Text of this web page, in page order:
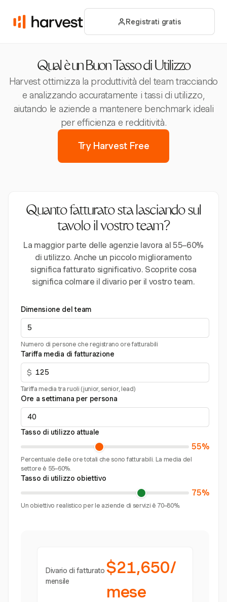
Registrati gratis
Qual è un Buon Tasso di Utilizzo
Harvest ottimizza la produttività del team tracciando
e analizzando accuratamente i tassi di utilizzo,
aiutando le aziende a mantenere benchmark ideali
per efficienza e redditività.
Try Harvest Free
Quanto fatturato sta lasciando sul
tavolo il vostro team?
La maggior parte delle agenzie lavora al 55–60%
di utilizzo. Anche un piccolo miglioramento
significa fatturato significativo. Scoprite cosa
significa colmare il divario per il vostro team.
Dimensione del team
Numero di persone che registrano ore fatturabili
Tariffa media di fatturazione
$
Tariffa media tra ruoli (junior, senior, lead)
Ore a settimana per persona
Tasso di utilizzo attuale
55%
Percentuale delle ore totali che sono fatturabili. La media del
settore è 55–60%.
Tasso di utilizzo obiettivo
75%
Un obiettivo realistico per le aziende di servizi è 70–80%.
Divario di fatturato
mensile
$21,650/
mese